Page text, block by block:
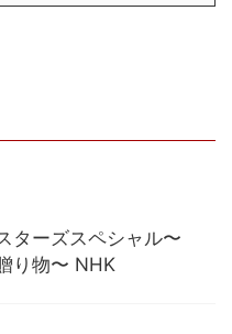
ターズスペシャル〜
り物〜 NHK